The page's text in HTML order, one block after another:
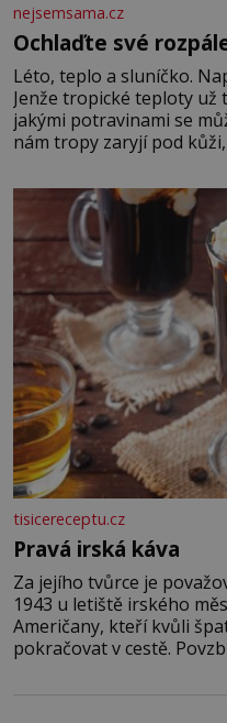
nejsemsama.cz
Ochlaďte své
Léto, teplo a sluníčko.
Jenže tropické teploty už
jakými potravinami se
nám tropy zaryjí pod
blízkosti. Nemusíte však
promyšlený jídelníček,
tisicereceptu.cz
Pravá irská káva
Za jejího tvůrce je
1943 u letiště irského
Američany, kteří kvůli